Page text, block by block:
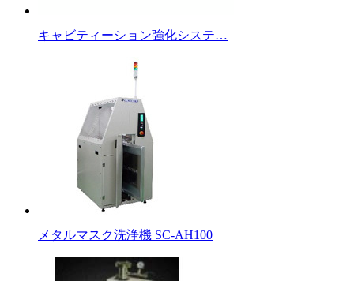
キャビティーション強化システ…
メタルマスク洗浄機 SC-AH100